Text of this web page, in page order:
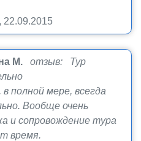
, 22.09.2015
М.
отзыв: Тур
полной мере, всегда
Вообще очень
и сопровождение тура
время.